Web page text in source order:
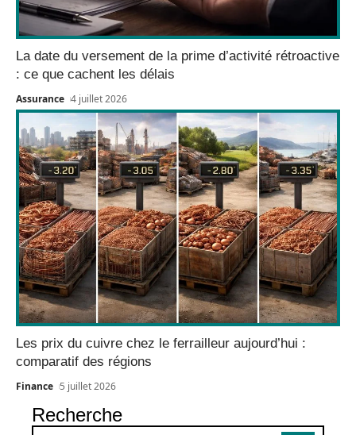
La date du versement de la prime d’activité rétroactive
: ce que cachent les délais
Assurance 4 juillet 2026
Les prix du cuivre chez le ferrailleur aujourd’hui :
comparatif des régions
Finance 5 juillet 2026
Recherche